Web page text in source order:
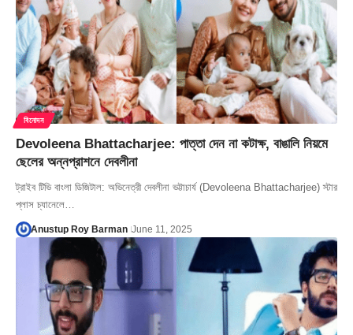
বিনোদন
Devoleena Bhattacharjee: পাত্তা দেন না কটাক্ষ, বাঙালি নিয়মে
ছেলের অন্নপ্রাশনে দেবলীনা
ট্রাইব টিভি বাংলা ডিজিটাল: অভিনেত্রী দেবলীনা ভট্টাচার্য (Devoleena Bhattacharjee) স্টার
প্লাস চ্যানেলে…
Anustup Roy Barman June 11, 2025